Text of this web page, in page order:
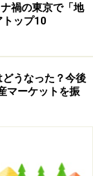
って止まるの
しそうに呟き
に亡くなられ
ですが、5か
は必ず「お迎
順に来るとは
禍の東京で「地
トップ10
うなった？今後
マーケットを振